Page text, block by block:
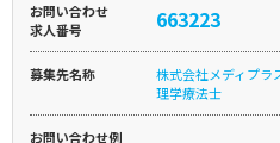
お問い合わせ
求人番号
663223
募集先名称
株式会社メディプラ
理学療法士
お問い合わせ例